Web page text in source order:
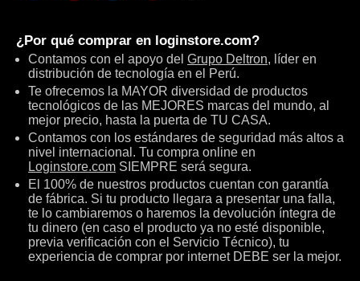
¿Por qué comprar en loginstore.com?
Contamos con el apoyo del Grupo Deltron, líder en
distribución de tecnología en el Perú.
Te ofrecemos la MAYOR diversidad de productos
tecnológicos de las MEJORES marcas del mundo, al
mejor precio, hasta la puerta de TU CASA.
Contamos con los estándares de seguridad más altos a
nivel internacional. Tu compra online en
Loginstore.com SIEMPRE será segura.
El 100% de nuestros productos cuentan con garantía
de fábrica. Si tu producto llegara a presentar una falla,
te lo cambiaremos o haremos la devolución íntegra de
tu dinero (en caso el producto ya no esté disponible,
previa verificación con el Servicio Técnico), tu
experiencia de comprar por internet DEBE ser la mejor.